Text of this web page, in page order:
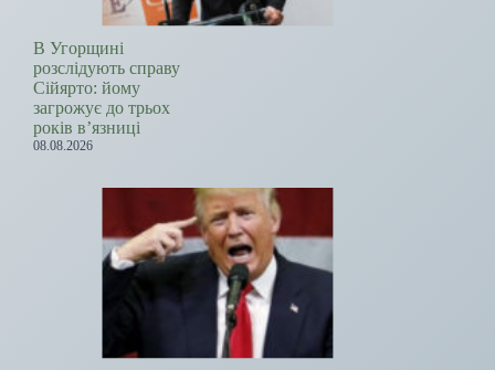
В Угорщині
розслідують справу
Сійярто: йому
загрожує до трьох
років в’язниці
08.08.2026